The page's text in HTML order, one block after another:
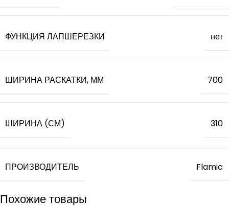
ФУНКЦИЯ ЛАПШЕРЕЗКИ нет
ШИРИНА РАСКАТКИ, ММ 700
ШИРИНА (СМ) 310
ПРОИЗВОДИТЕЛЬ Flamic
Похожие товары